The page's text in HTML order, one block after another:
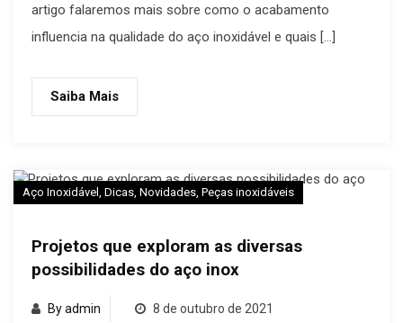
artigo falaremos mais sobre como o acabamento
influencia na qualidade do aço inoxidável e quais […]
Saiba Mais
Aço Inoxidável Dicas Novidades Peças inoxidáveis
Projetos que exploram as diversas
possibilidades do aço inox
By admin 8 de outubro de 2021